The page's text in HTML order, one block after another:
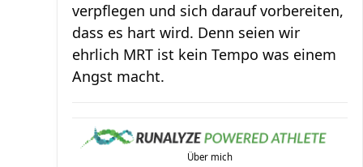
verpflegen und sich darauf vorbereiten,
dass es hart wird. Denn seien wir
ehrlich MRT ist kein Tempo was einem
Angst macht.
Über mich